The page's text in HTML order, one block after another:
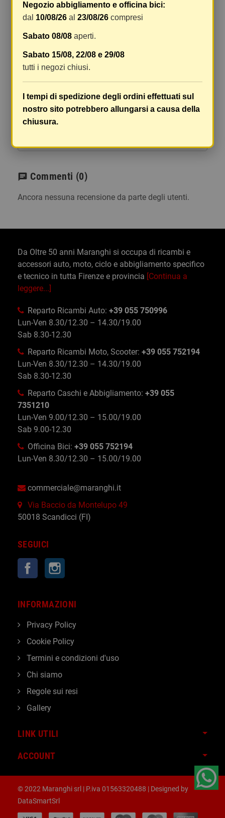
variano a seconda del peso totale della
spedizione. Vi consigliamo di raggruppare i
possibile raggruppare due ordini distinti
effettuati separatamente, pertanto le spese di
spedizione saranno addebitate per ognuno di
caso di oggetti fragili.
Le scatole hanno dimensioni adeguatamente
chat Commenti (0)
Ancora nessuna recensione da parte degli utenti.
Negozio abbigliamento e officina bici:
dal 10/08/26 al23/08/26 compresi
Sabato 08/08 aperti.
Sabato 15/08, 22/08 e 29/08
tutti i negozi chiusi.
I tempi di spedizione degli ordini effettuati sul
nostro sito potrebbero allungarsi a causa della
chiusura.
Da Oltre 50 anni Maranghi si occupa di ricambi e
accessori auto, moto, ciclo e abbigliamento specifico
e tecnico in tutta Firenze e provincia [Continua a
leggere...]
Reparto Ricambi Auto: +39 055 750996
Lun-Ven 8.30/12.30 – 14.30/19.00
Sab 8.30-12.30
Reparto Ricambi Moto, Scooter: +39 055 752194
Lun-Ven 8.30/12.30 – 14.30/19.00
Sab 8.30-12.30
Reparto Caschi e Abbigliamento: +39 055
7351210
Lun-Ven 9.00/12.30 – 15.00/19.00
Sab 9.00-12.30
Officina Bici: +39 055 752194
Lun-Ven 8.30/12.30 – 15.00/19.00
commerciale@maranghi.it
Via Baccio da Montelupo 49
50018 Scandicci (FI)
SEGUICI
Facebook
LINK UTILI
ACCOUNT
INFORMAZIONI
Privacy Policy
Cookie Policy
Termini e condizioni d'uso
Chi siamo
Regole sui resi
Gallery
© 2022 Maranghi srl | P.iva 01563320488 | Designed by
DataSmartSrl